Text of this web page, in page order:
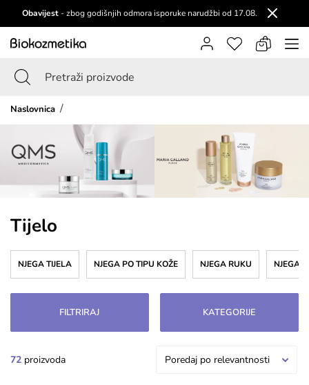
Obavijest - zbog godišnjih odmora isporuke narudžbi od 17.08.
Naslovnica
Tijelo
NJEGA TIJELA NJEGA PO TIPU KOŽE NJEGA RUKU NJEGA
FILTRIRAJ KATEGORIJE
72 proizvoda Poredaj po relevantnosti